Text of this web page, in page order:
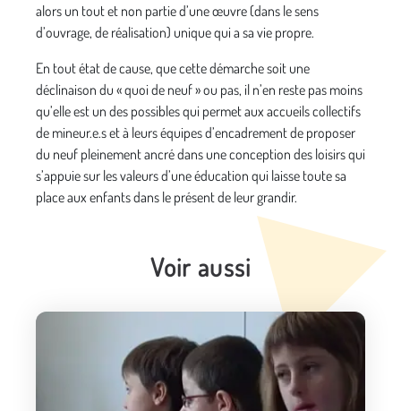
alors un tout et non partie d’une œuvre (dans le sens
d’ouvrage, de réalisation) unique qui a sa vie propre.
En tout état de cause, que cette démarche soit une
déclinaison du « quoi de neuf » ou pas, il n’en reste pas moins
qu’elle est un des possibles qui permet aux accueils collectifs
de mineur.e.s et à leurs équipes d’encadrement de proposer
du neuf pleinement ancré dans une conception des loisirs qui
s’appuie sur les valeurs d’une éducation qui laisse toute sa
place aux enfants dans le présent de leur grandir.
Voir aussi